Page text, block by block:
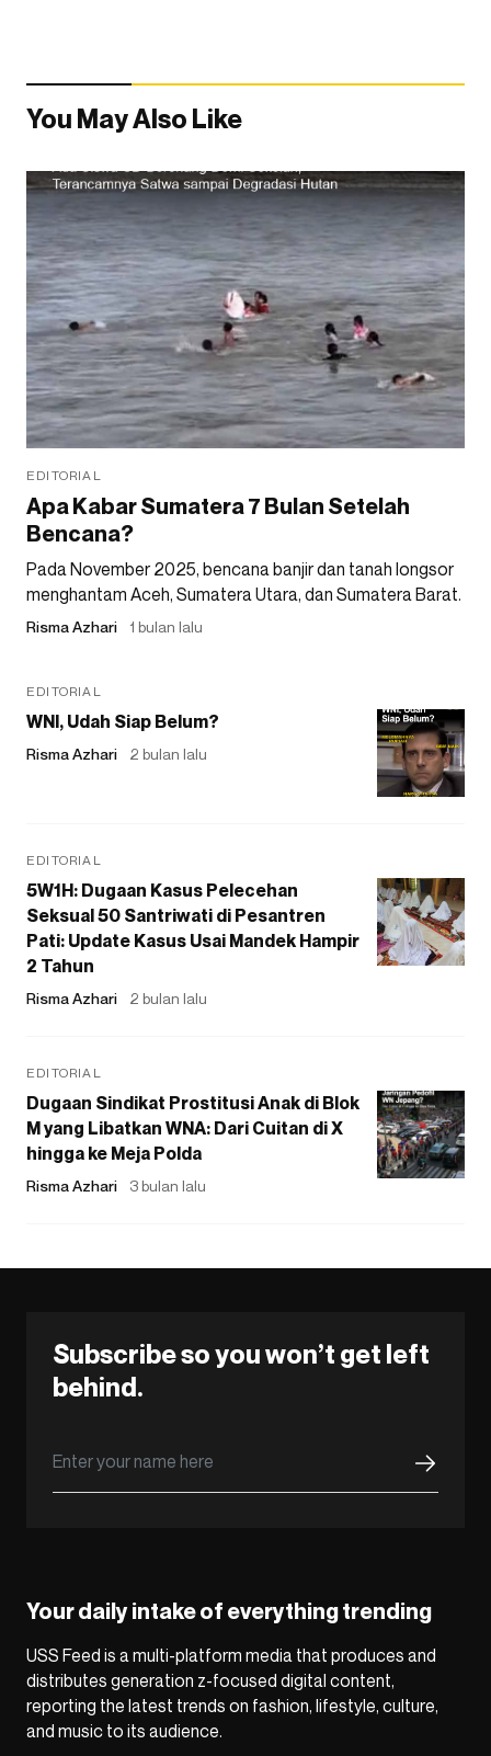
You May Also Like
EDITORIAL
Apa Kabar Sumatera 7 Bulan Setelah
Bencana?
Pada November 2025, bencana banjir dan tanah longsor
menghantam Aceh, Sumatera Utara, dan Sumatera Barat.
Risma Azhari 1 bulan lalu
EDITORIAL
WNI, Udah Siap Belum?
Risma Azhari 2 bulan lalu
EDITORIAL
5W1H: Dugaan Kasus Pelecehan
Seksual 50 Santriwati di Pesantren
Pati: Update Kasus Usai Mandek Hampir
2 Tahun
Risma Azhari 2 bulan lalu
EDITORIAL
Dugaan Sindikat Prostitusi Anak di Blok
M yang Libatkan WNA: Dari Cuitan di X
hingga ke Meja Polda
Risma Azhari 3 bulan lalu
Subscribe so you won’t get left
behind.
Your daily intake of everything trending
USS Feed is a multi-platform media that produces and
distributes generation z-focused digital content,
reporting the latest trends on fashion, lifestyle, culture,
and music to its audience.